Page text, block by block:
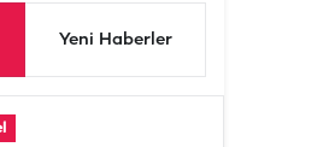
Yeni Haberler